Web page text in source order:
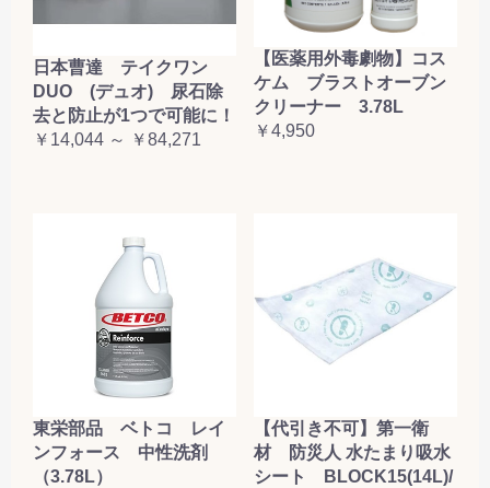
日本曹達 テイクワン
DUO (デュオ) 尿石除
去と防止が1つで可能に！
￥14,044 ～ ￥84,271
【医薬用外毒劇物】コス
ケム ブラストオーブン
クリーナー 3.78L
￥4,950
東栄部品 ベトコ レイ
ンフォース 中性洗剤
（3.78L）
【代引き不可】第一衛
材 防災人 水たまり吸水
シート BLOCK15(14L)/